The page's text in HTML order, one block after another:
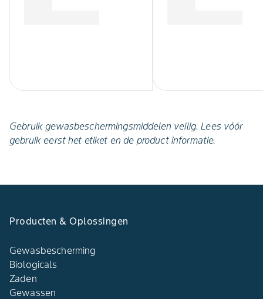
Gebruik gewasbeschermingsmiddelen veilig. Lees vóór
gebruik eerst het etiket en de product informatie.
Producten & Oplossingen
Gewasbescherming
Biologicals
Zaden
Gewassen